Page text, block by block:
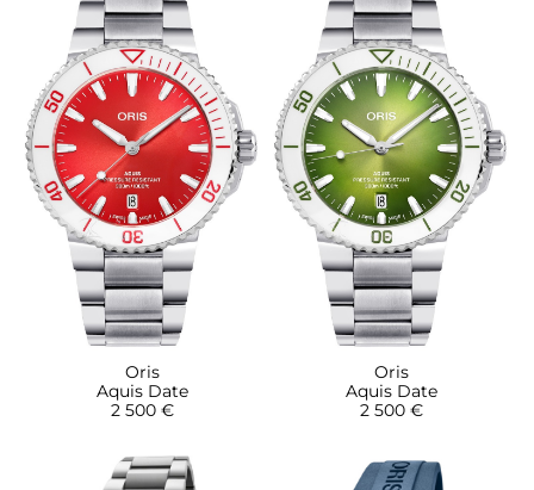
Oris
Aquis Date
2 500 €
Oris
Aquis Date
2 500 €